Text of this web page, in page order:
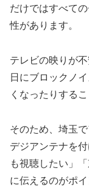
だけではすべて
性があります。
テレビの映りが
日にブロックノ
くなったりする
そのため、埼玉
デジアンテナを
も視聴したい」
に伝えるのがポイ